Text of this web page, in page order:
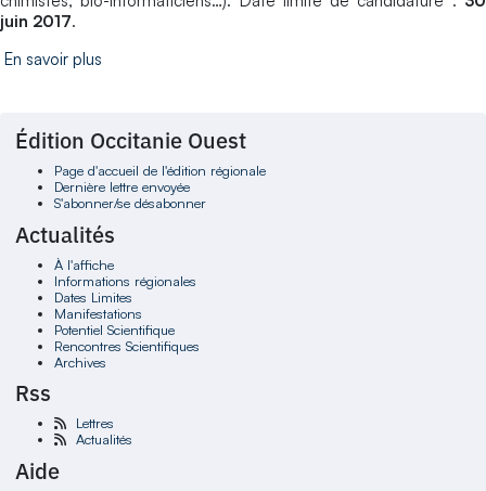
juin 2017.
En savoir plus
Édition Occitanie Ouest
Page d'accueil de l'édition régionale
Dernière lettre envoyée
S'abonner/se désabonner
Actualités
À l'affiche
Informations régionales
Dates Limites
Manifestations
Potentiel Scientifique
Rencontres Scientifiques
Archives
Rss
Lettres
Actualités
Aide